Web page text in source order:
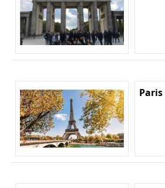
Paris